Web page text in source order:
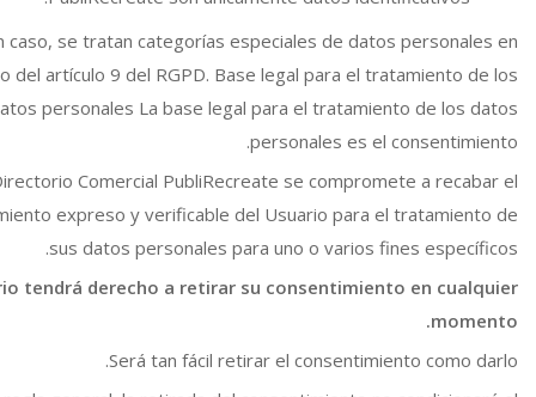
caso, se tratan categorías especiales de datos personales en
del artículo 9 del RGPD. Base legal para el tratamiento de los
personales La base legal para el tratamiento de los datos
personales es el consentimiento.
Comercial PubliRecreate se compromete a recabar el
expreso y verificable del Usuario para el tratamiento de
sus datos personales para uno o varios fines específicos.
tendrá derecho a retirar su consentimiento en cualquier
momento.
Será tan fácil retirar el consentimiento como darlo.